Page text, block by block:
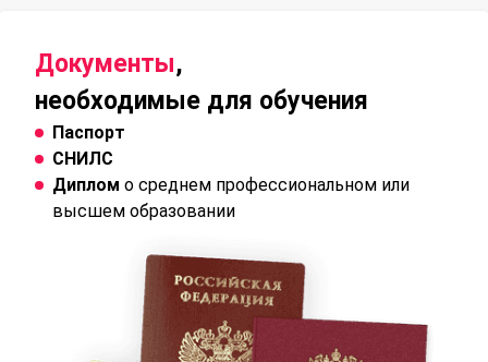
Документы,
необходимые для обучения
Паспорт
СНИЛС
Диплом о среднем профессиональном или
высшем образовании